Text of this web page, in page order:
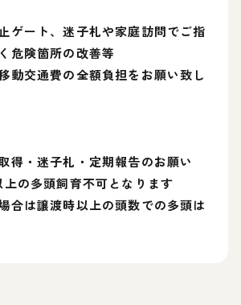
ゲート、迷子札や家庭訪問でご指
危険箇所の改善等
動交通費の全額負担をお願い致し
得・迷子札・定期報告のお願い
の多頭飼育不可となります
合は譲渡時以上の頭数での多頭は